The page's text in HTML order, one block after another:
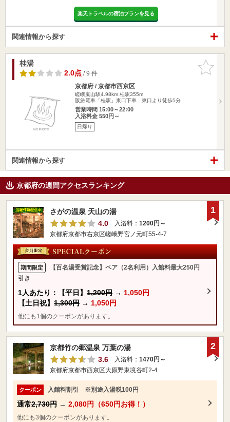
楽天トラベルの宿泊プランを見る
関連情報から探す
お気に入
りに追加
桂湯
2.0点/ 9 件
京都府 / 京都市西京区
嵯峨嵐山駅4.98km 桂駅355m
阪急電車「桂駅」東口下車 東口より徒歩5分
営業時間 15:00～22:00
入浴料金 550円～
日帰り
関連情報から探す
京都府の週間アクセスランキング
さがの温泉 天山の湯
4.0
入浴料： 1200円～
京都府京都市右京区嵯峨野宮ノ元町55-4-7
期間限定
【百名湯受賞記念】ペア（2名利用）入館料最大250円
引き
1人あたり：【平日】 1,200円 → 1,050円
【土日祝】 1,300円 → 1,050円
他にも1個のクーポンがあります。
1
京都竹の郷温泉 万葉の湯
3.6
入浴料： 1470円～
京都府京都市西京区大原野東境谷町2-4
クーポン 入館料割引 ※別途入湯税100円
通常2,730円 → 2,080円（650円お得！）
他にも3個のクーポンがあります。
2